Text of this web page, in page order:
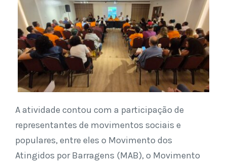
A atividade contou com a participação de
representantes de movimentos sociais e
populares, entre eles o Movimento dos
Atingidos por Barragens (MAB), o Movimento